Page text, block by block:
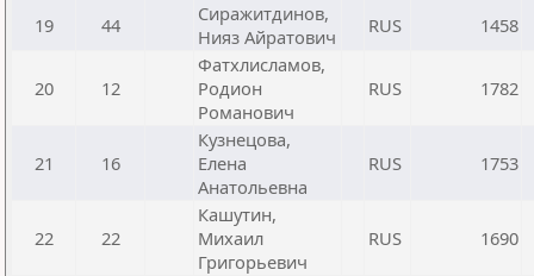
19 44
Сиражитдинов,
Нияз Айратович
RUS 1458
20 12
Фатхлисламов,
Родион
Романович
RUS 1782
21 16
Кузнецова,
Елена
Анатольевна
RUS 1753
22 22
Кашутин,
Михаил
Григорьевич
RUS 1690